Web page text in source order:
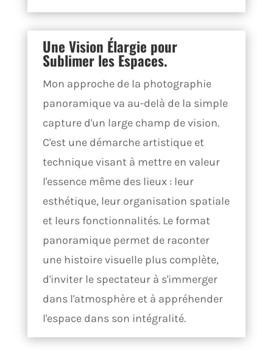
Une Vision Élargie pour
Sublimer les Espaces.
Mon approche de la photographie
panoramique va au-delà de la simple
capture d'un large champ de vision.
C'est une démarche artistique et
technique visant à mettre en valeur
l'essence même des lieux : leur
esthétique, leur organisation spatiale
et leurs fonctionnalités. Le format
panoramique permet de raconter
une histoire visuelle plus complète,
d'inviter le spectateur à s'immerger
dans l'atmosphère et à appréhender
l'espace dans son intégralité.